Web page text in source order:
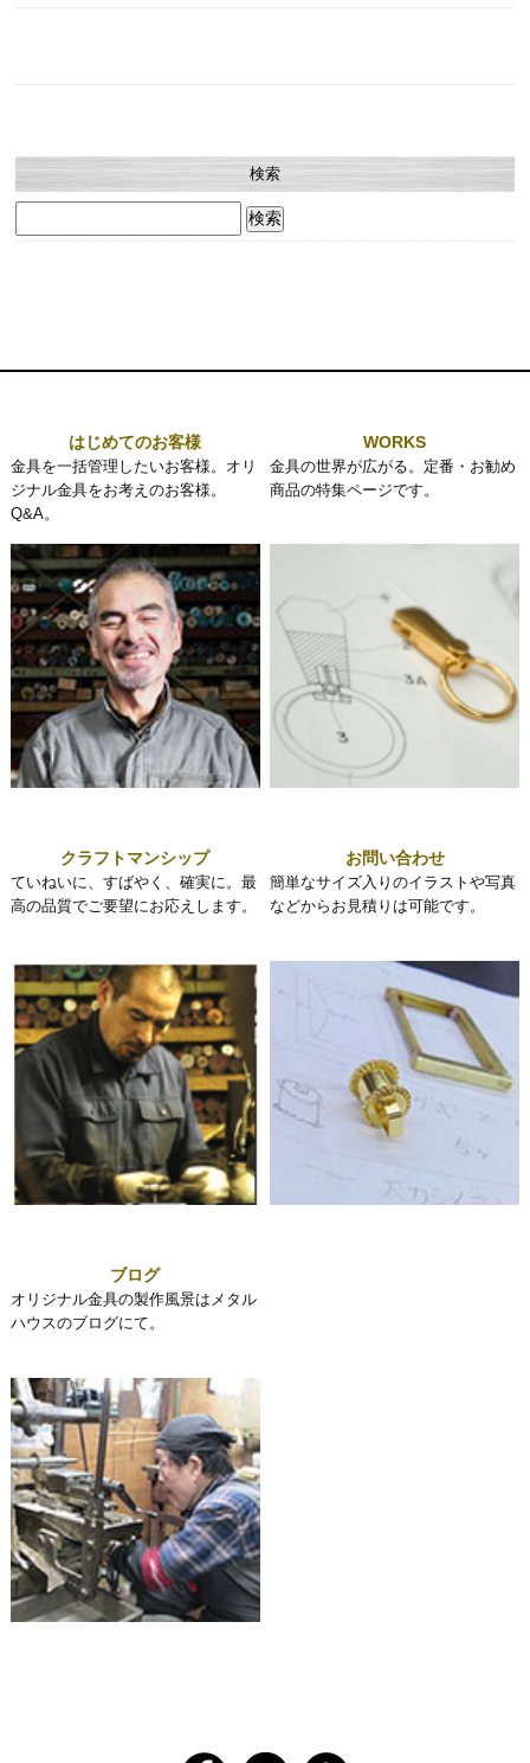
検索
索:
はじめてのお客様
金具を一括管理したいお客様。オリ
ジナル金具をお考えのお客様。
Q&A。
WORKS
金具の世界が広がる。定番・お勧め
商品の特集ページです。
クラフトマンシップ
ていねいに、すばやく、確実に。最
高の品質でご要望にお応えします。
お問い合わせ
簡単なサイズ入りのイラストや写真
などからお見積りは可能です。
ブログ
オリジナル金具の製作風景はメタル
ハウスのブログにて。